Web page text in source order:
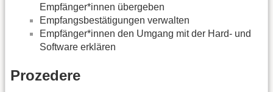
Empfänger*innen übergeben
Empfangsbestätigungen verwalten
Empfänger*innen den Umgang mit der Hard- und
Software erklären
Prozedere